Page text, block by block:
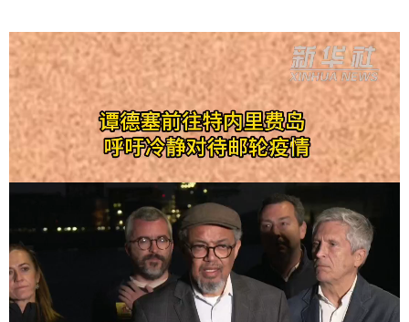
科创 量子 体育
文化 书画 健康 军事
访谈 视频 图片 政务
法律 中央文件 金融 汽车
人居
学术中国 乡村振兴 银龄 溯源中国
旅游 会展
彩票 悦读